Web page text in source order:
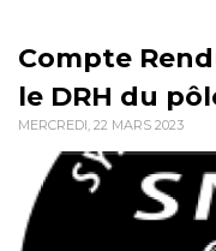
Compte
le DRH du
MERCREDI, 22 MARS 2023